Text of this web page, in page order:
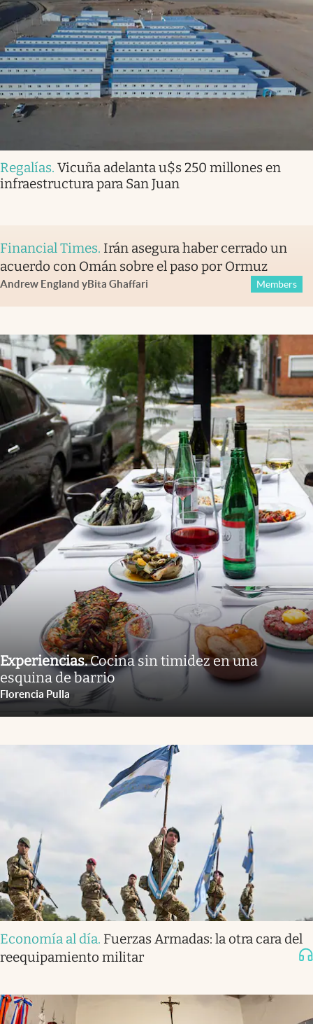
Regalías. Vicuña adelanta u$s 250 millones en
infraestructura para San Juan
Financial Times. Irán asegura haber cerrado un
acuerdo con Omán sobre el paso por Ormuz
Andrew England yBita Ghaffari Members
Experiencias.Cocina sin timidez en una
esquina de barrio
Florencia Pulla
Economía al día. Fuerzas Armadas: la otra cara del
reequipamiento militar